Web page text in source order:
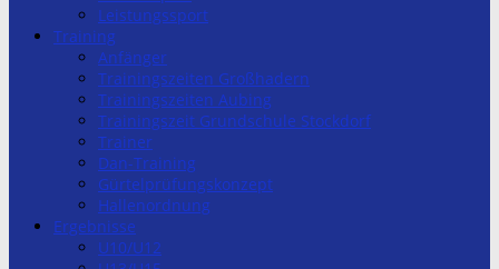
Leistungssport
Training
Anfänger
Trainingszeiten Großhadern
Trainingszeiten Aubing
Trainingszeit Grundschule Stockdorf
Trainer
Dan-Training
Gürtelprüfungskonzept
Hallenordnung
Ergebnisse
U10/U12